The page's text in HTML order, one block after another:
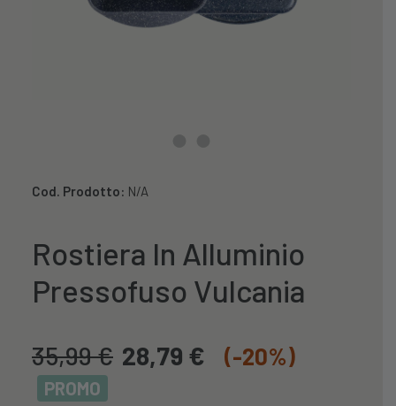
Cod. Prodotto: N/A
Rostiera In Alluminio
Pressofuso Vulcania
35,99€ 28,79 € (-20%)
PROMO